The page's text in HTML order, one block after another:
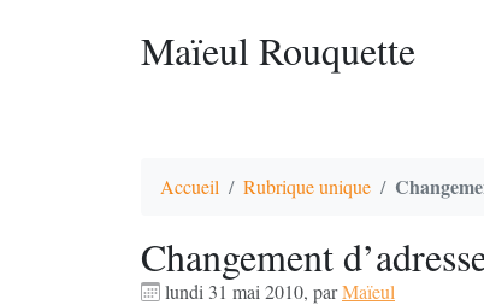
Maïeul Rouquette
Accueil Rubrique unique
Changement
lundi 31 mai 2010, parMaïeul